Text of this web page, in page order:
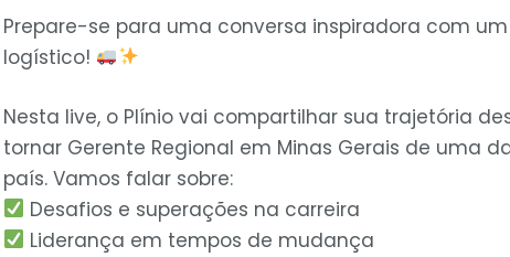
Prepare-se para uma conversa inspiradora com
logístico!
Nesta live, o Plínio vai compartilhar sua trajetória
tornar Gerente Regional em Minas Gerais de uma
país. Vamos falar sobre:
Desafios e superações na carreira
Liderança em tempos de mudança